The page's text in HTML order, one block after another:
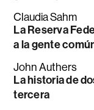
Claudia Sahm
La Reserva
a la gente
John Authers
La historia de
tercera